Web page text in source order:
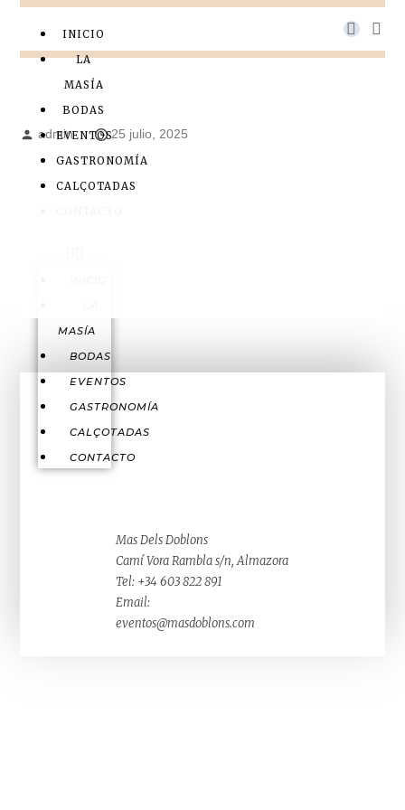
INICIO
LA
MASÍA
BODAS
EVENTOS
GASTRONOMÍA
CALÇOTADAS
MASÍA
BODAS
EVENTOS
GASTRONOMÍA
CALÇOTADAS
CONTACTO
admin 25 julio, 2025
Mas Dels Doblons
Camí Vora Rambla s/n, Almazora
Tel: +34 603 822 891
Email:
eventos@masdoblons.com